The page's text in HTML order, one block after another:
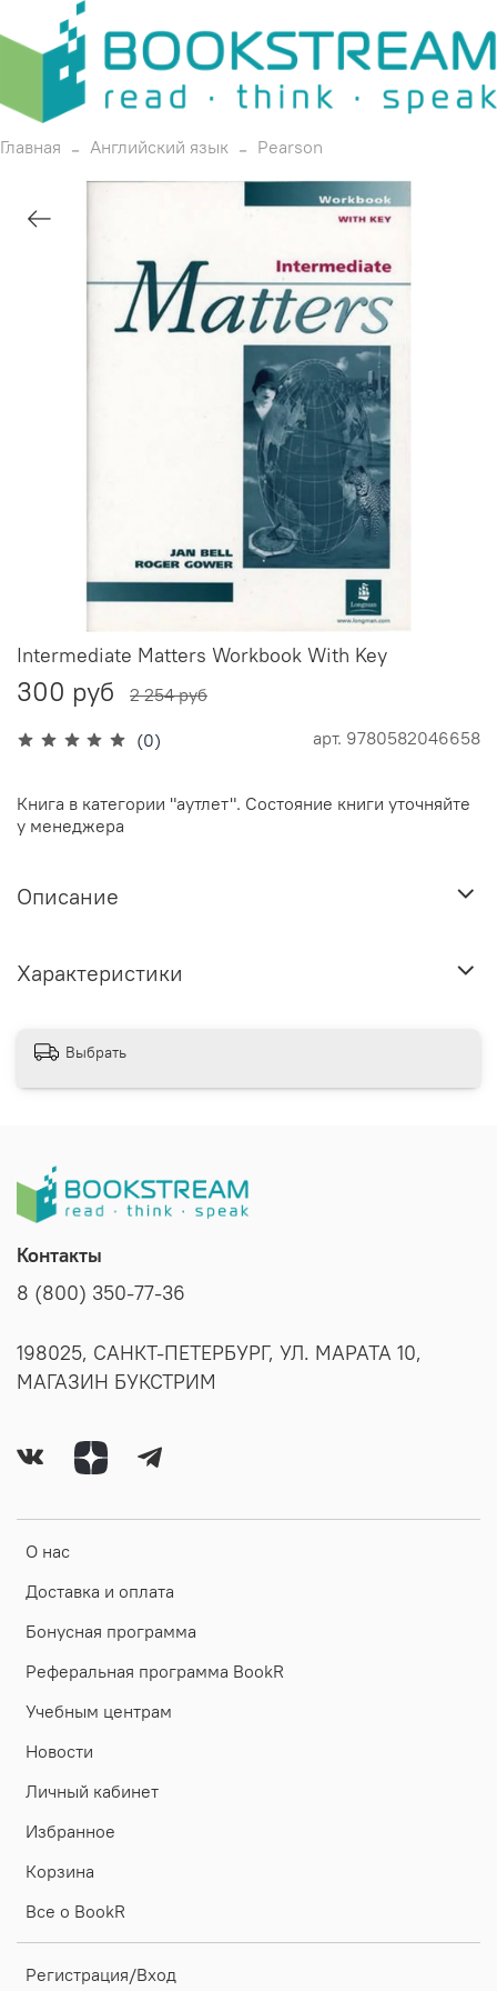
Главная Английский язык Pearson
(0) арт. 9780582046658
Intermediate Matters Workbook With Key
300 руб 2 254 руб
Книга в категории "аутлет". Состояние книги уточняйте
у менеджера
Описание
Характеристики
Выбрать
О нас
Доставка и оплата
Бонусная программа
Реферальная программа BookR
Учебным центрам
Новости
Личный кабинет
Избранное
Корзина
Все о BookR
Регистрация/Вход
Контакты
8 (800) 350-77-36
198025, САНКТ-ПЕТЕРБУРГ, УЛ. МАРАТА 10,
МАГАЗИН БУКСТРИМ